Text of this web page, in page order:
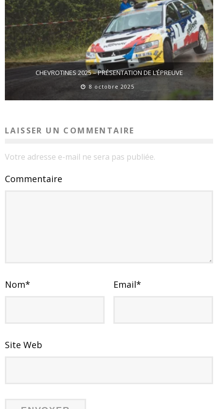
CHEVROTINES 2025 – PRÉSENTATION DE L’ÉPREUVE
8 octobre 2025
LAISSER UN COMMENTAIRE
Votre adresse e-mail ne sera pas publiée.
Commentaire
Nom* Email*
Site Web